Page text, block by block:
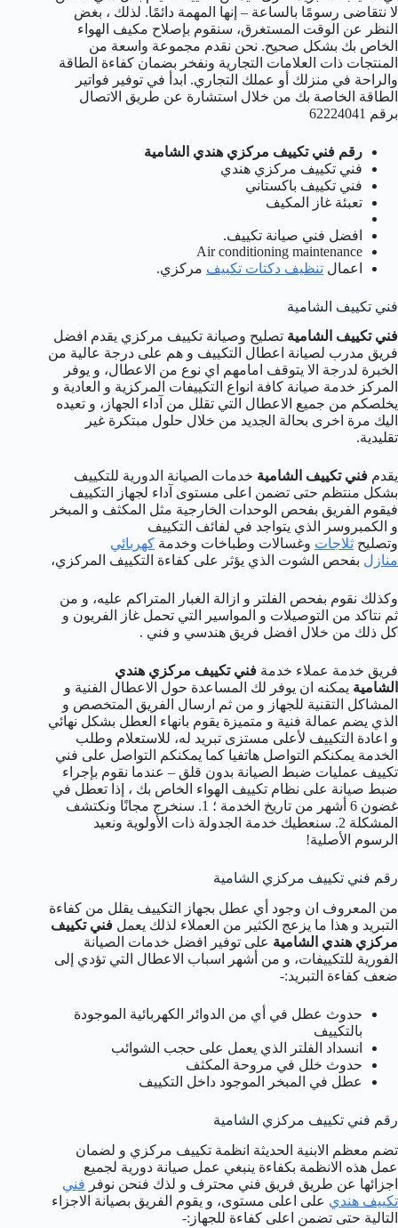
لا نتقاضى رسومًا بالساعة – إنها المهمة دائمًا. لذلك ، بغض
النظر عن الوقت المستغرق، سنقوم بإصلاح مكيف الهواء
الخاص بك بشكل صحيح. نحن نقدم مجموعة واسعة من
المنتجات ذات العلامات التجارية ونفخر بضمان كفاءة الطاقة
والراحة في منزلك أو عملك التجاري. ابدأ في توفير فواتير
الطاقة الخاصة بك من خلال استشارة عن طريق الاتصال
برقم 62224041
رقم فني تكييف مركزي هندي الشامية
فني تكييف مركزي هندي
فني تكييف باكستاني
تعبئة غاز المكيف
افضل فني صيانة تكييف.
Air conditioning maintenance
اعمال تنظيف دكتات تكييف مركزي.
فني تكييف الشامية
فني تكييف الشامية تصليح وصيانة تكييف مركزي يقدم افضل
فريق مدرب لصيانة اعطال التكييف و هم على درجة عالية من
الخبرة لدرجة الا يتوقف امامهم اي نوع من الاعطال، و يوفر
المركز خدمة صيانة كافة انواع التكييفات المركزية و العادية و
يخلصكم من جميع الاعطال التي تقلل من آداء الجهاز، و تعيده
اليك مرة اخرى بحالة الجديد من خلال حلول مبتكرة غير
تقليدية.
يقدم فني تكييف الشامية خدمات الصيانة الدورية للتكييف
بشكل منتظم حتى تضمن اعلى مستوى آداء لجهاز التكييف
فيقوم الفريق بفحص الوحدات الخارجية مثل المكثف و المبخر
و الكمبروسر الذي يتواجد في لفائف التكييف
وتصليح ثلاجات وغسالات وطباخات وخدمة كهربائي
منازل بفحص الشوت الذي يؤثر على كفاءة التكييف المركزي،
وكذلك نقوم بفحص الفلتر و ازالة الغبار المتراكم عليه، و من
ثم نتاكد من التوصيلات و المواسير التي تحمل غاز الفريون و
كل ذلك من خلال افضل فريق هندسي و فني .
فريق خدمة عملاء خدمة فني تكييف مركزي هندي
الشامية يمكنه ان يوفر لك المساعدة حول الاعطال الفنية و
المشاكل التقنية للجهاز و من ثم ارسال الفريق المتخصص و
الذي يضم عمالة فنية و متميزة يقوم بانهاء العطل بشكل نهائي
و اعادة التكييف لأعلى مستزى تبريد له، للاستعلام وطلب
الخدمة يمكنكم التواصل هاتفيا كما يمكنكم التواصل على فني
تكييف عمليات ضبط الصيانة بدون قلق – عندما نقوم بإجراء
ضبط صيانة على نظام تكييف الهواء الخاص بك ، إذا تعطل في
غضون 6 أشهر من تاريخ الخدمة ؛ 1. سنخرج مجانًا ونكتشف
المشكلة 2. سنعطيك خدمة الجدولة ذات الأولوية ونعيد
الرسوم الأصلية!
رقم فني تكييف مركزي الشامية
من المعروف ان وجود أي عطل بجهاز التكييف يقلل من كفاءة
التبريد و هذا ما يزعج الكثير من العملاء لذلك يعمل فني تكييف
مركزي هندي الشامية على توفير افضل خدمات الصيانة
الفورية للتكييفات، و من أشهر اسباب الاعطال التي تؤدي إلى
ضعف كفاءة التبريد:-
حدوث عطل في أي من الدوائر الكهربائية الموجودة
بالتكييف
انسداد الفلتر الذي يعمل على حجب الشوائب
حدوث خلل في مروحة المكثف
عطل في المبخر الموجود داخل التكييف
رقم فني تكييف مركزي الشامية
تضم معظم الابنية الحديثة انظمة تكييف مركزي و لضمان
عمل هذه الانظمة بكفاءة ينبغي عمل صيانة دورية لجميع
اجزائها عن طريق فريق فني محترف و لذك فنحن نوفر فني
تكييف هندي على اعلى مستوى، و يقوم الفريق بصيانة الاجزاء
التالية حتى تضمن اعلى كفاءة للجهاز:-